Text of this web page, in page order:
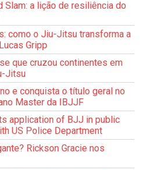
Slam: a lição de resiliência do
como o Jiu-Jitsu transforma a
Gripp
que cruzou continentes em
Jitsu
e conquista o título geral no
Master da IBJJF
application of BJJ in public
US Police Department
Rickson Gracie nos